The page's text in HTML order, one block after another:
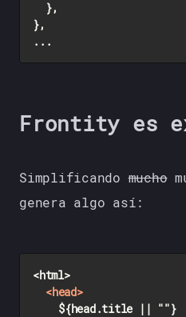
},
Frontity es
Simplificandomucho
genera algo así:
<html>
<head>